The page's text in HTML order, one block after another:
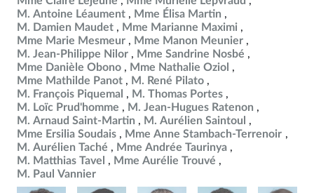
M. Antoine Léaument
Mme Élisa Martin
M. Damien Maudet
Mme Marianne Maximi
Mme Marie Mesmeur
Mme Manon Meunier
M. Jean-Philippe Nilor
Mme Sandrine Nosbé
Mme Danièle Obono
Mme Nathalie Oziol
Mme Mathilde Panot
M. René Pilato
M. François Piquemal
M. Thomas Portes
M. Loïc Prud'homme
M. Jean-Hugues Ratenon
M. Arnaud Saint-Martin
M. Aurélien Saintoul
Mme Ersilia Soudais
Mme Anne Stambach-Terrenoir
M. Aurélien Taché
Mme Andrée Taurinya
M. Matthias Tavel
Mme Aurélie Trouvé
M. Paul Vannier